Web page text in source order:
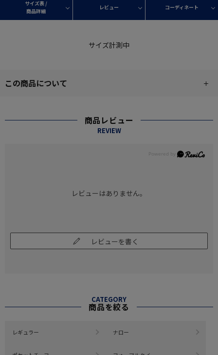
サイズ表 /
商品詳細
レビュー コーディネート
サイズ計測中
この商品について
商品レビュー
REVIEW
レビューはありません。
レビューを書く
CATEGORY
商品を絞る
レギュラー ナロー